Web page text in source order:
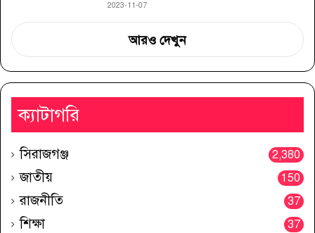
2023-11-07
আরও দেখুন
ক্যাটাগরি
সিরাজগঞ্জ 2,380
জাতীয় 150
রাজনীতি 37
শিক্ষা 37